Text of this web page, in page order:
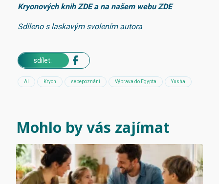
Kryonových knihZDEa na našem webuZDE
Sdíleno s laskavým svolením autora
sdílet:
AI Kryon sebepoznání Výprava do Egypta Yusha
Mohlo by vás zajímat